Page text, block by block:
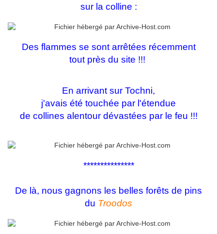
sur la colline :
Des flammes se sont arrêtées récemment
tout près du site !!!
En arrivant sur Tochni,
j'avais été touchée par l'étendue
de collines alentour dévastées par le feu !!!
***************
De là, nous gagnons les belles forêts de pins
du Troodos